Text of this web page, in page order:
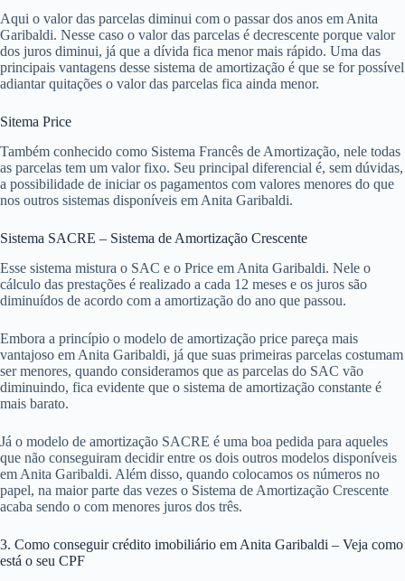
Aqui o valor das parcelas diminui com o passar dos anos em Anita
Garibaldi. Nesse caso o valor das parcelas é decrescente porque valor
dos juros diminui, já que a dívida fica menor mais rápido. Uma das
principais vantagens desse sistema de amortização é que se for possível
adiantar quitações o valor das parcelas fica ainda menor.
Sitema Price
Também conhecido como Sistema Francês de Amortização, nele todas
as parcelas tem um valor fixo. Seu principal diferencial é, sem dúvidas,
a possibilidade de iniciar os pagamentos com valores menores do que
nos outros sistemas disponíveis em Anita Garibaldi.
Sistema SACRE – Sistema de Amortização Crescente
Esse sistema mistura o SAC e o Price em Anita Garibaldi. Nele o
cálculo das prestações é realizado a cada 12 meses e os juros são
diminuídos de acordo com a amortização do ano que passou.
Embora a princípio o modelo de amortização price pareça mais
vantajoso em Anita Garibaldi, já que suas primeiras parcelas costumam
ser menores, quando consideramos que as parcelas do SAC vão
diminuindo, fica evidente que o sistema de amortização constante é
mais barato.
Já o modelo de amortização SACRE é uma boa pedida para aqueles
que não conseguiram decidir entre os dois outros modelos disponíveis
em Anita Garibaldi. Além disso, quando colocamos os números no
papel, na maior parte das vezes o Sistema de Amortização Crescente
acaba sendo o com menores juros dos três.
3. Como conseguir crédito imobiliário em Anita Garibaldi – Veja como
está o seu CPF